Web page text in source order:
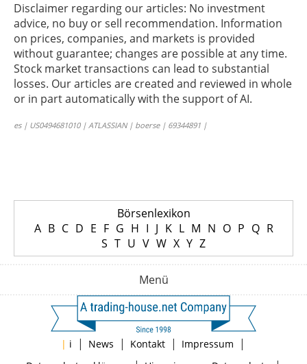
Disclaimer regarding our articles: No investment
advice, no buy or sell recommendation. Information
on prices, companies, and markets is provided
without guarantee; changes are possible at any time.
Stock market transactions can lead to substantial
losses. Our articles are created and reviewed in whole
or in part automatically with the support of AI.
es | US0494681010 | ATLASSIAN | boerse | 69344891 |
Börsenlexikon
A B C D E F G H I J K L M N O P Q R
S T U V W X Y Z
Menü
| i | News | Kontakt | Impressum |